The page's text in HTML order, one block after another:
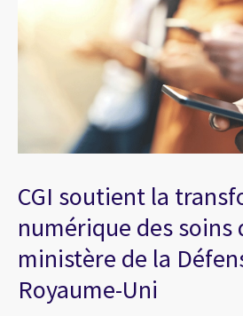
CGI soutient la
numérique des soins
ministère de la
Royaume-Uni